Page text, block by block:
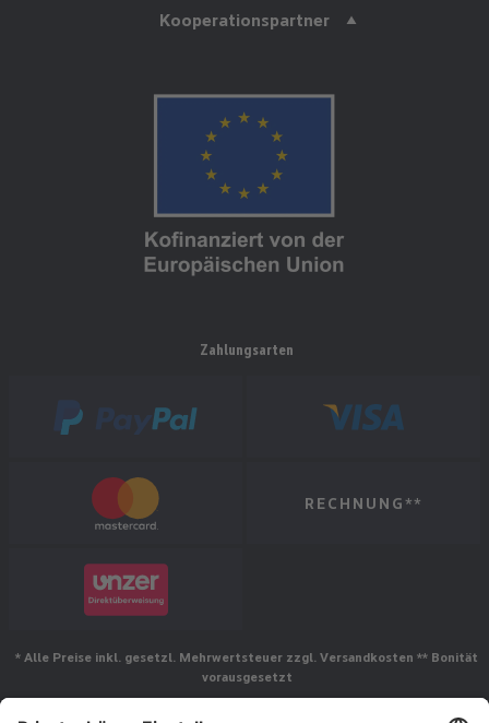
Kooperationspartner
Zahlungsarten
RECHNUNG**
* Alle Preise inkl. gesetzl. Mehrwertsteuer zzgl. Versandkosten ** Bonität
vorausgesetzt